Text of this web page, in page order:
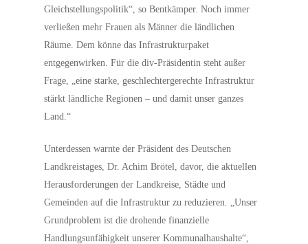
Gleichstellungspolitik“, so Bentkämper. Noch immer
verließen mehr Frauen als Männer die ländlichen
Räume. Dem könne das Infrastrukturpaket
entgegenwirken. Für die div-Präsidentin steht außer
Frage, „eine starke, geschlechtergerechte Infrastruktur
stärkt ländliche Regionen – und damit unser ganzes
Land.“
Unterdessen warnte der Präsident des Deutschen
Landkreistages, Dr. Achim Brötel, davor, die aktuellen
Herausforderungen der Landkreise, Städte und
Gemeinden auf die Infrastruktur zu reduzieren. „Unser
Grundproblem ist die drohende finanzielle
Handlungsunfähigkeit unserer Kommunalhaushalte“,